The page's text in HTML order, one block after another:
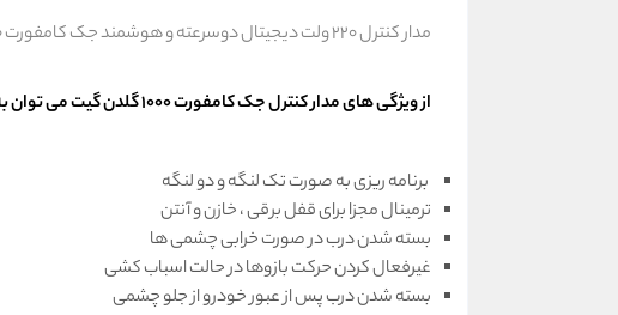
مدار کنترل 220 ولت دیجیتال دوسرعته و هوشمند جک کامفورت 1000 با آیتم های نصب مختلف و امکانات بی نظیر توانسته است جایگاه ویژه ای را در بین نصاب ها و همکاران پیدا نماید.
از ویژگی های مدار کنترل جک کامفورت 1000 گلدن گیت می توان به موارد زیر اشاره نمود :
برنامه ریزی به صورت تک لنگه و دو لنگه
ترمینال مجزا برای قفل برقی ، خازن و آنتن
بسته شدن درب در صورت خرابی چشمی ها
غیرفعال کردن حرکت بازوها در حالت اسباب کشی
بسته شدن درب پس از عبور خودرو از جلو چشمی